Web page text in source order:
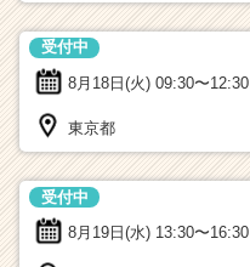
8月18日(火) 09:30〜12:30
受付中
東京都
8月19日(水) 13:30〜16:30
受付中